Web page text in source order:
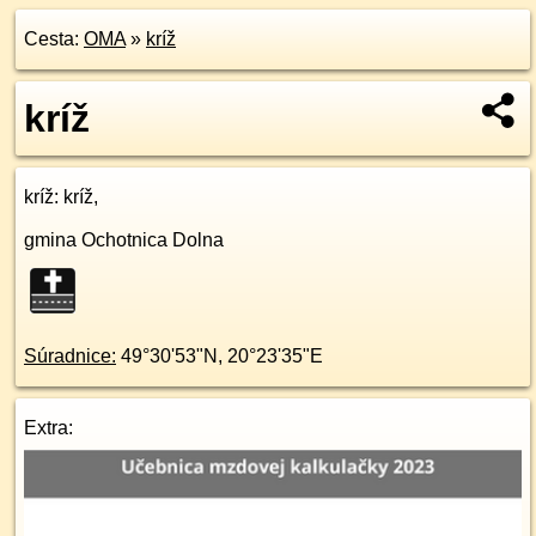
Cesta: OMA» kríž
kríž
kríž: kríž,
gmina Ochotnica Dolna
Súradnice: 49°30'53"N , 20°23'35"E
Extra: